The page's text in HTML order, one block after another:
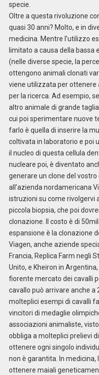
specie.
Oltre a questa rivoluzione
quasi 30 anni? Molto, e in
medicina. Mentre l’utilizzo
limitato a causa della
(nelle diverse specie, la
ottengono animali clonati
viene utilizzata per
per la ricerca. Ad esempio,
altro animale di grande
cui poi sperimentare nuove
farlo è quella di inserire la
coltivata in laboratorio e poi
il nucleo di questa cellula
nucleare poi, è diventato
generare un clone del
all’azienda nordamericana
istruzioni su come rivolgervi
piccola biopsia, che poi
clonazione. Il costo è di
espansione è la clonazione
Viagen, anche aziende
Francia, Replica Farm negli
Unito, e Kheiron in
fiorente mercato dei cavalli
cavallo può arrivare anche a
molteplici esempi di cavalli
vincitori di medaglie
associazioni animaliste,
obbliga a molteplici prelievi
ottenere ogni singolo
non è garantita. In
ottenere maiali